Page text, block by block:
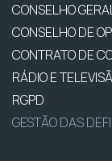
CONSELHO
CONSELHO DE
CONTRATO DE
RÁDIO E
RGPD
GESTÃO DAS